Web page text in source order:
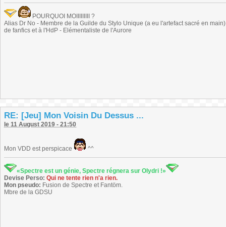
POURQUOI MOIIIIIIIII ?
Alias Dr No - Membre de la Guilde du Stylo Unique (a eu l'artefact sacré en
de fanfics et à l'HdP - Elémentaliste de l'Aurore
RE: [Jeu] Mon Voisin Du Dessus ...
le 11 August 2019 - 21:50
Mon VDD est perspicace ^^
«Spectre est un génie, Spectre régnera sur Olydri !»
Devise Perso: Qui ne tente rien n'a rien.
Mon pseudo: Fusion de Spectre et Fantöm.
Mbre de la GDSU